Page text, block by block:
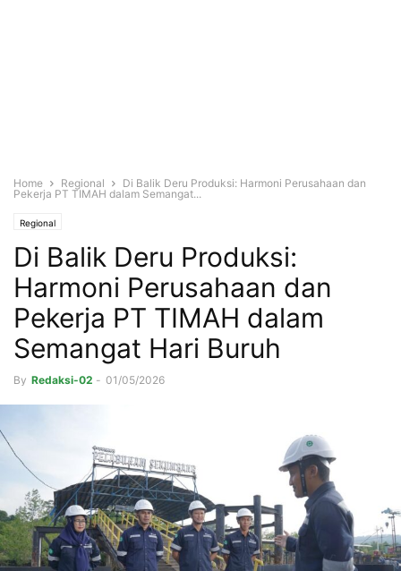
Home Regional
Di Balik Deru Produksi: Harmoni Perusahaan dan
Pekerja PT TIMAH dalam Semangat...
Regional
Di Balik Deru Produksi:
Harmoni Perusahaan dan
Pekerja PT TIMAH dalam
Semangat Hari Buruh
By Redaksi-02 - 01/05/2026